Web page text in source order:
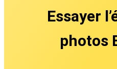
Essayer
photos